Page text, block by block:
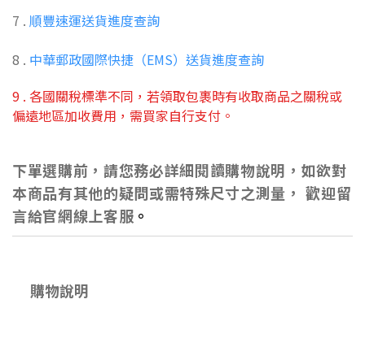
7 . 順豐速運送貨進度查詢
8 . 中華郵政國際快捷（EMS）送貨進度查詢
9 . 各國關稅標準不同，若領取包裹時有收取商品之關稅或
偏遠地區加收費用，需買家自行支付。
下單選購前，請您務必詳細閱讀購物說明，如欲對
本商品有其他的疑問或需特殊尺寸之測量， 歡迎留
言給官網線上客服 。
購物說明